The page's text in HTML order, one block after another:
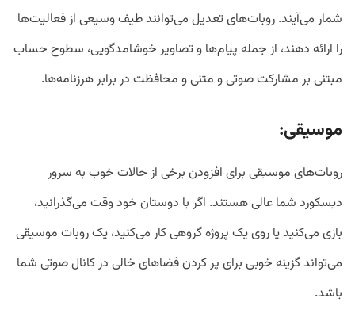
شمار می‌آیند. روبات‌های تعدیل می‌توانند طیف وسیعی از فعالیت‌ها
را ارائه دهند، از جمله پیام‌ها و تصاویر خوشامدگویی، سطوح حساب
مبتنی بر مشارکت صوتی و متنی و محافظت در برابر هرزنامه‌ها.
موسیقی:
روبات‌های موسیقی برای افزودن برخی از حالات خوب به سرور
دیسکورد شما عالی هستند. اگر با دوستان خود وقت می‌گذرانید،
بازی می‌کنید یا روی یک پروژه گروهی کار می‌کنید، یک روبات موسیقی
می‌تواند گزینه خوبی برای پر کردن فضاهای خالی در کانال صوتی شما
باشد.